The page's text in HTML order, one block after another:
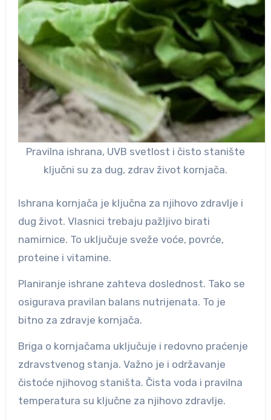
Pravilna ishrana, UVB svetlost i čisto stanište
ključni su za dug, zdrav život kornjača.
Ishrana kornjača je ključna za njihovo zdravlje i
dug život. Vlasnici trebaju pažljivo birati
namirnice. To uključuje sveže voće, povrće,
proteine i vitamine.
Planiranje ishrane zahteva doslednost. Tako se
osigurava pravilan balans nutrijenata. To je
bitno za zdravje kornjača.
Briga o kornjačama uključuje i redovno praćenje
zdravstvenog stanja. Važno je i održavanje
čistoće njihovog staništa. Čista voda i pravilna
temperatura su ključne za njihovo zdravlje.